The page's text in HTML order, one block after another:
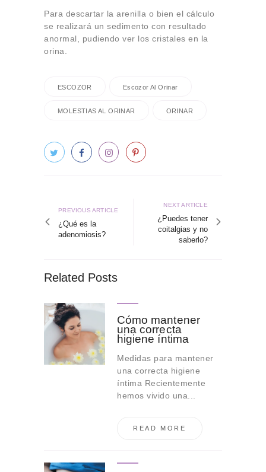
Para descartar la arenilla o bien el cálculo
se realizará un sedimento con resultado
anormal, pudiendo ver los cristales en la
orina.
ESCOZOR Escozor Al Orinar
MOLESTIAS AL ORINAR ORINAR
entradas
Previous
article
PREVIOUS ARTICLE
¿Qué es la
adenomiosis?
Next
article
NEXT ARTICLE
¿Puedes tener
coitalgias y no
saberlo?
Related Posts
Cómo mantener
una correcta
higiene íntima
Medidas para mantener
una correcta higiene
íntima Recientemente
hemos vivido una...
READ MORE